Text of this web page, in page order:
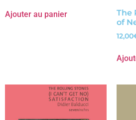
Ajouter au panier
The
of
12,00